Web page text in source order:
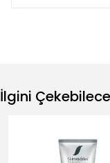
İlgini